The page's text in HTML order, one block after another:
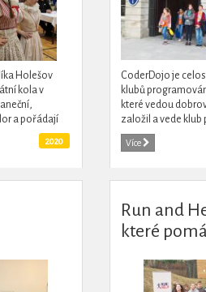
Holešov
kola v
a pořádají
a melodie.
2020
CoderDojo je
klubů
které vedou
založil a vede
již třetím rokem v
mladých...
Více
Run and
které